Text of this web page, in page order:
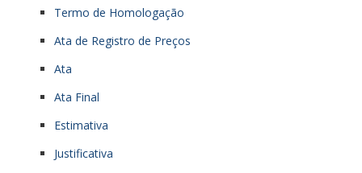
Termo de Homologação
Ata de Registro de Preços
Ata
Ata Final
Estimativa
Justificativa